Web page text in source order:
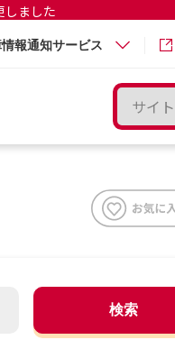
しました
報通知サービス
検索